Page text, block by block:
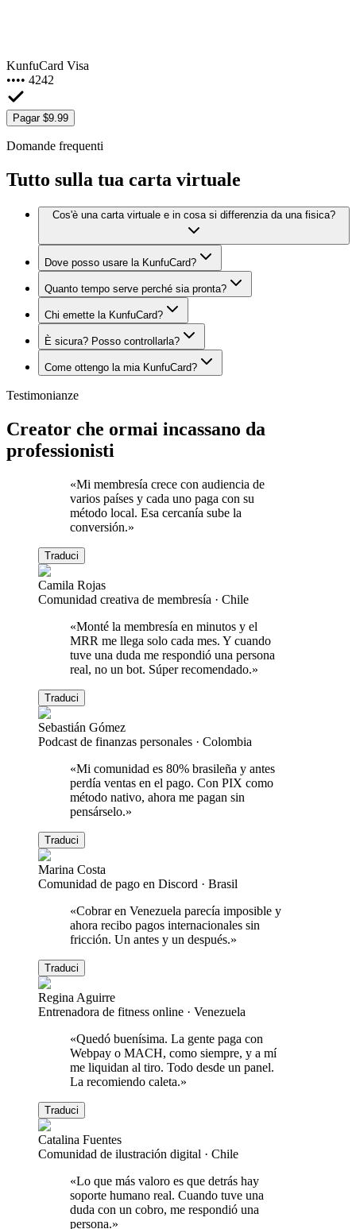
KunfuCard Visa
•••• 4242
Pagar $9.99
Domande frequenti
Tutto sulla tua carta virtuale
Cos'è una carta virtuale e in cosa si differenzia da una fisica?
Dove posso usare la KunfuCard?
Quanto tempo serve perché sia pronta?
Chi emette la KunfuCard?
È sicura? Posso controllarla?
Come ottengo la mia KunfuCard?
Testimonianze
Creator che ormai incassano da
professionisti
«Mi membresía crece con audiencia de
varios países y cada uno paga con su
método local. Esa cercanía sube la
conversión.»
Traduci
Camila Rojas
Comunidad creativa de membresía · Chile
«Monté la membresía en minutos y el
MRR me llega solo cada mes. Y cuando
tuve una duda me respondió una persona
real, no un bot. Súper recomendado.»
Traduci
Sebastián Gómez
Podcast de finanzas personales · Colombia
«Mi comunidad es 80% brasileña y antes
perdía ventas en el pago. Con PIX como
método nativo, ahora me pagan sin
pensárselo.»
Traduci
Marina Costa
Comunidad de pago en Discord · Brasil
«Cobrar en Venezuela parecía imposible y
ahora recibo pagos internacionales sin
fricción. Un antes y un después.»
Traduci
Regina Aguirre
Entrenadora de fitness online · Venezuela
«Quedó buenísima. La gente paga con
Webpay o MACH, como siempre, y a mí
me liquidan al tiro. Todo desde un panel.
La recomiendo caleta.»
Traduci
Catalina Fuentes
Comunidad de ilustración digital · Chile
«Lo que más valoro es que detrás hay
soporte humano real. Cuando tuve una
duda con un cobro, me respondió una
persona.»